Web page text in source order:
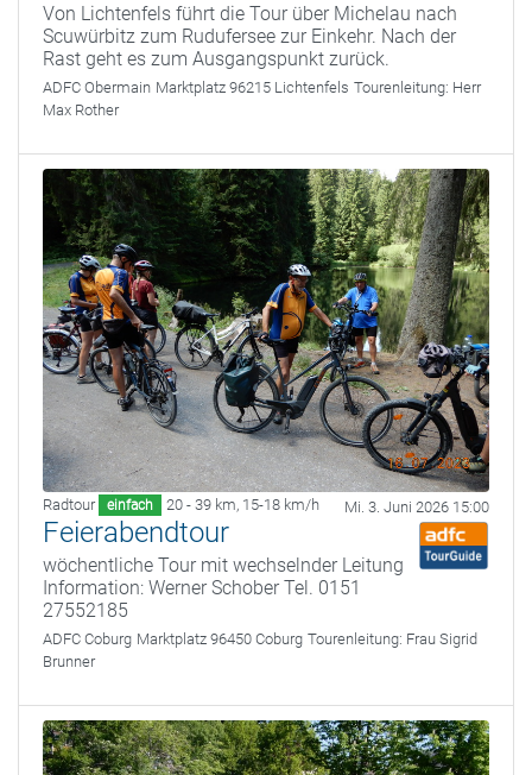
Von Lichtenfels führt die Tour über Michelau nach
Scuwürbitz zum Rudufersee zur Einkehr. Nach der
Rast geht es zum Ausgangspunkt zurück.
ADFC Obermain Marktplatz 96215 Lichtenfels Tourenleitung: Herr
Max Rother
Radtour einfach 20 - 39 km, 15-18 km/h Mi. 3. Juni 2026 15:00
Feierabendtour
wöchentliche Tour mit wechselnder Leitung
Information: Werner Schober Tel. 0151
27552185
ADFC Coburg Marktplatz 96450 Coburg Tourenleitung: Frau Sigrid
Brunner